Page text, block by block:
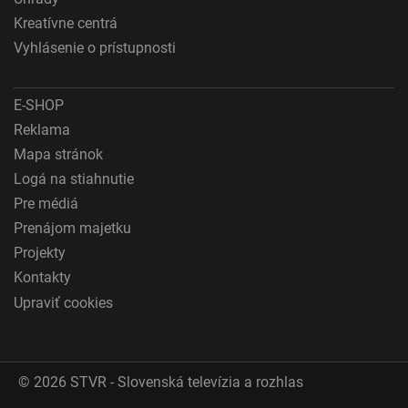
Meranie výkonnosti obsahu
Pochopiť cieľové skupiny na základe štatistík
alebo spájania údajov z rôznych zdrojov
Vývoj a zlepšovanie služieb
Použitie obmedzených údajov na výber obsahu
Špeciálne funkcie IAB:
polohe
Identifikácia zariadení na základe aktívne
vyžiadaných informácií
Kreatívne centrá
Vyhlásenie o prístupnosti
E-SHOP
Reklama
Mapa stránok
Logá na stiahnutie
Pre médiá
Prenájom majetku
Projekty
Kontakty
Upraviť cookies
© 2026 STVR - Slovenská televízia a rozhlas